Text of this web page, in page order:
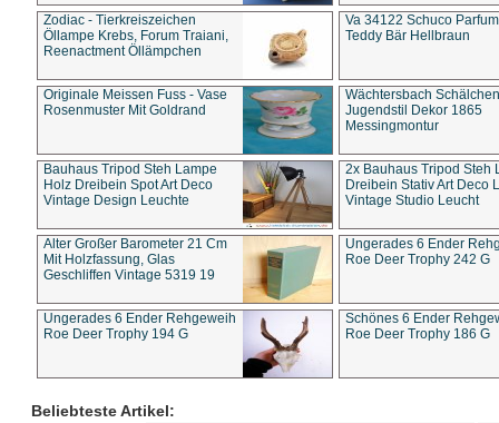
Zodiac - Tierkreiszeichen
Öllampe Krebs, Forum Traiani,
Reenactment Öllämpchen
Va 34122 Schuco
Teddy Bär Hellbraun
Originale Meissen Fuss - Vase
Rosenmuster Mit Goldrand
Wächtersbach Schälchen
Jugendstil Dekor 1865
Messingmontur
Bauhaus Tripod Steh Lampe
Holz Dreibein Spot Art Deco
Vintage Design Leuchte
2x Bauhaus Tripod Steh
Dreibein Stativ Art Deco
Vintage Studio Leucht
Alter Großer Barometer 21 Cm
Mit Holzfassung, Glas
Geschliffen Vintage 5319 19
Ungerades 6 Ender
Roe Deer Trophy 242 G
Ungerades 6 Ender Rehgeweih
Roe Deer Trophy 194 G
Schönes 6 Ender
Roe Deer Trophy 186 G
Beliebteste Artikel: